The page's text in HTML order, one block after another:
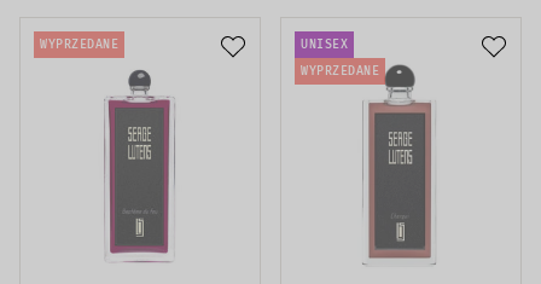
WYPRZEDANE
UNISEX
WYPRZEDANE